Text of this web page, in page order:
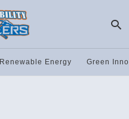
Renewable Energy Green